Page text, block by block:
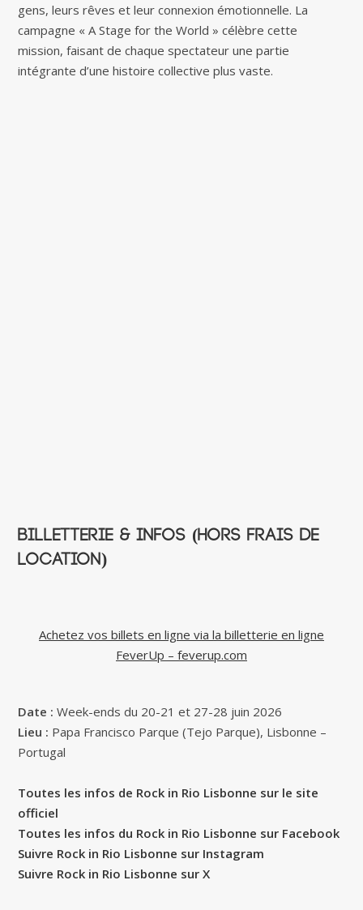
gens, leurs rêves et leur connexion émotionnelle. La
campagne « A Stage for the World » célèbre cette
mission, faisant de chaque spectateur une partie
intégrante d’une histoire collective plus vaste.
Billetterie & infos (hors frais de
location)
Achetez vos billets en ligne via la billetterie en ligne
FeverUp – feverup.com
Date : Week-ends du 20-21 et 27-28 juin 2026
Lieu : Papa Francisco Parque (Tejo Parque), Lisbonne –
Portugal
Toutes les infos de Rock in Rio Lisbonne sur le site
officiel
Toutes les infos du Rock in Rio Lisbonne sur Facebook
Suivre Rock in Rio Lisbonne sur Instagram
Suivre Rock in Rio Lisbonne sur X